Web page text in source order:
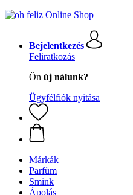
Bejelentkezés
Feliratkozás
Ön új nálunk?
Ügyfélfiók nyitása
Márkák
Parfüm
Smink
Ápolás